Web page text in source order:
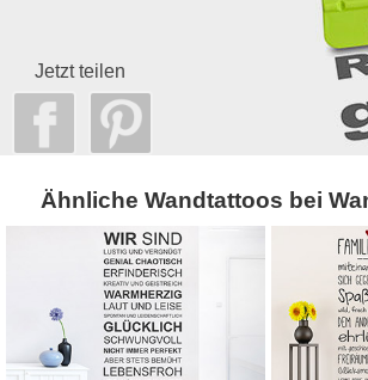
Jetzt teilen
Ähnliche Wandtattoos bei